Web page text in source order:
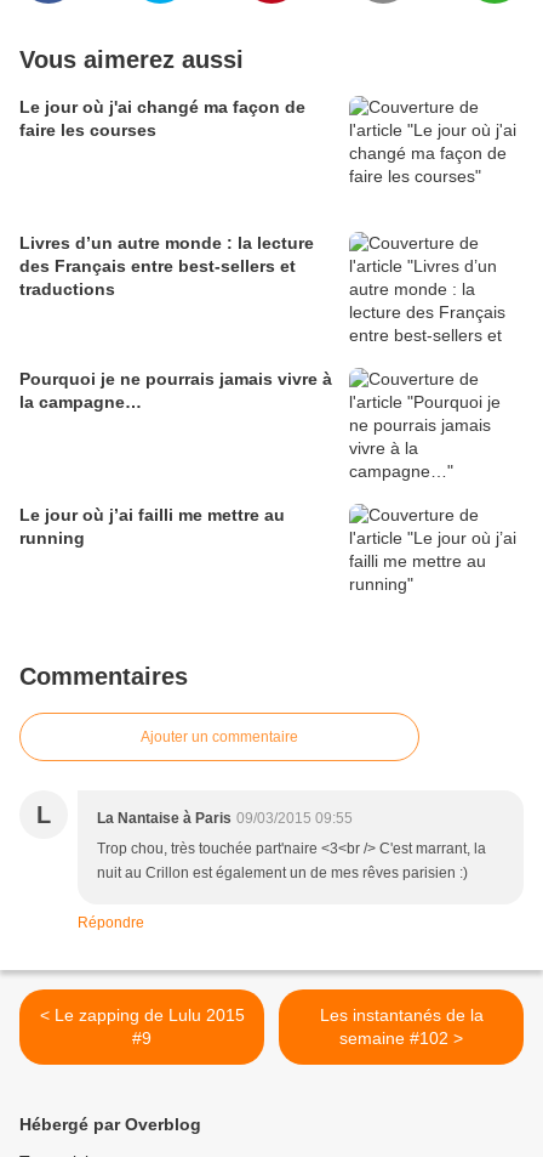
Vous aimerez aussi
Le jour où j'ai changé ma façon de
faire les courses
Livres d’un autre monde : la lecture
des Français entre best-sellers et
traductions
Pourquoi je ne pourrais jamais vivre à
la campagne…
Le jour où j’ai failli me mettre au
running
Commentaires
Ajouter un commentaire
L La Nantaise à Paris 09/03/2015 09:55
Trop chou, très touchée part'naire <3<br /> C'est marrant, la
nuit au Crillon est également un de mes rêves parisien :)
Répondre
< Le zapping de Lulu 2015
#9
Les instantanés de la
semaine #102 >
Hébergé par Overblog